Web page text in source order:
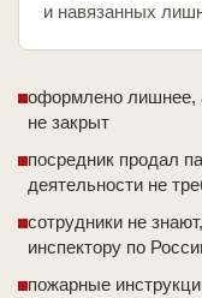
и навязанных
оформлено лишнее,
не закрыт
посредник продал
деятельности не
сотрудники не
инспектору по
пожарные